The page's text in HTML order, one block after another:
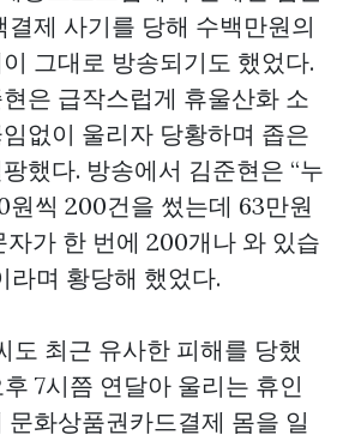
결제 사기를 당해 수백만원의
그대로 방송되기도 했었다.
은 급작스럽게 휴울산화 소
없이 울리자 당황하며 좁은
했다. 방송에서 김준현은 “누
원씩 200건을 썼는데 63만원
자가 한 번에 200개나 와 있습
라며 황당해 했었다.
도 최근 유사한 피해를 당했
7시쯤 연달아 울리는 휴인
문화상품권카드결제 몸을 일